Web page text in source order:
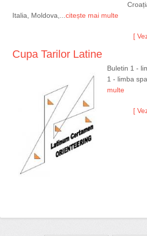
Italia, Moldova,... citește mai multe
[
Cupa Tarilor Latine
Buletin 1 -
1 - limba
multe
[